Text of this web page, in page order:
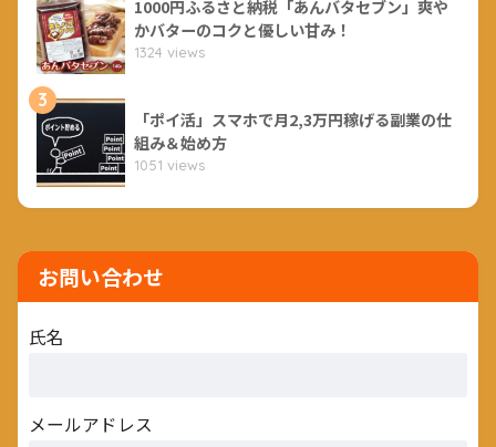
1000円ふるさと納税「あんバタセブン」爽や
かバターのコクと優しい甘み！
1324 views
3
「ポイ活」スマホで月2,3万円稼げる副業の仕
組み＆始め方
1051 views
お問い合わせ
氏名
メールアドレス